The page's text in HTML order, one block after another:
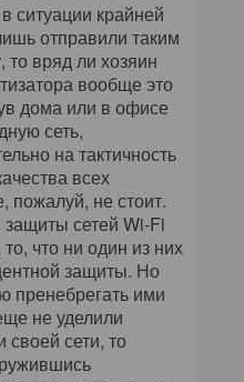
ситуации крайней
отправили таким
то вряд ли хозяин
вообще это
дома или в офисе
сеть,
на тактичность
всех
пожалуй, не стоит.
сетей Wi-Fi
что ни один из них
защиты. Но
пренебрегать ими
не уделили
своей сети, то